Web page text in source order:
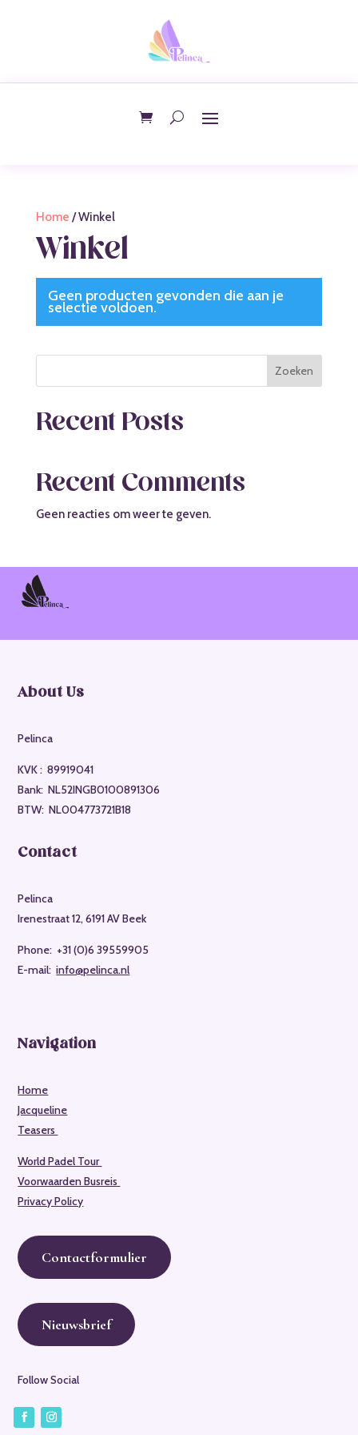
Home / Winkel
Winkel
Geen producten gevonden die aan je
selectie voldoen.
Zoeken
Recent Posts
Recent Comments
Geen reacties om weer te geven.
About Us
Pelinca
KVK :89919041
Bank: NL52INGB0100891306
BTW: NL004773721B18
Contact
Pelinca
Irenestraat 12, 6191 AV Beek
Phone: +31 (0)6 39559905
E-mail:info@pelinca.nl
Navigation
Home
Jacqueline
Teasers
World Padel Tour
Voorwaarden Busreis
Privacy Policy
Contactformulier
Nieuwsbrief
Follow Social